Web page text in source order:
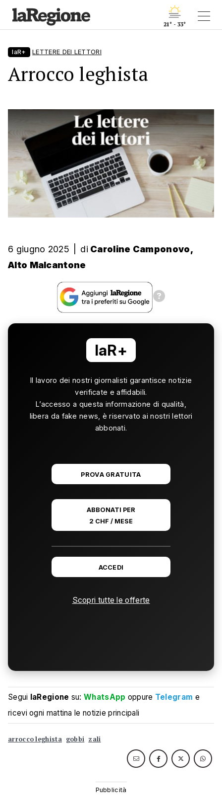
21° - 33°
laR+ LETTERE DEI LETTORI
Arrocco leghista
6 giugno 2025 di Caroline Camponovo,
Alto Malcantone
laR+
Il lavoro dei nostri giornalisti garantisce notizie
verificate e affidabili.
L’accesso a questa informazione di qualità,
libera da fake news, è riservato ai nostri lettori
abbonati.
PROVA GRATUITA
ABBONATI PER
2 CHF / MESE
ACCEDI
Scopri tutte le offerte
Segui laRegione su:WhatsApp oppure Telegram e
ricevi ogni mattina le notizie principali
arrocco leghista gobbi zali